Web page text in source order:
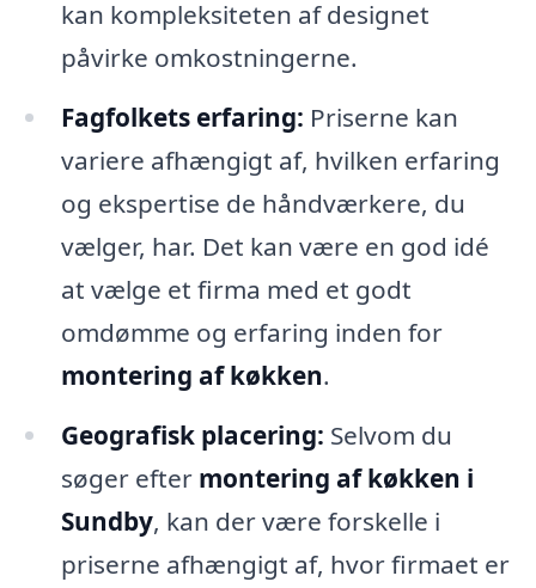
kan kompleksiteten af designet
påvirke omkostningerne.
Fagfolkets erfaring: Priserne kan
variere afhængigt af, hvilken erfaring
og ekspertise de håndværkere, du
vælger, har. Det kan være en god idé
at vælge et firma med et godt
omdømme og erfaring inden for
montering af køkken.
Geografisk placering: Selvom du
søger efter montering af køkken i
Sundby, kan der være forskelle i
priserne afhængigt af, hvor firmaet er